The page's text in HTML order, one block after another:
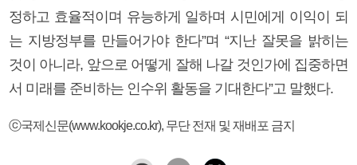
정하고 효율적이며 유능하게 일하며 시민에게 이익이 되
는 지방정부를 만들어가야 한다”며 “지난 잘못을 밝히는
것이 아니라, 앞으로 어떻게 잘해 나갈 것인가에 집중하면
서 미래를 준비하는 인수위 활동을 기대한다”고 말했다.
ⓒ국제신문(www.kookje.co.kr), 무단 전재 및 재배포 금지